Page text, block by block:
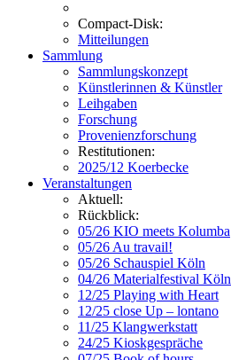
Compact-Disk:
Mitteilungen
Sammlung
Sammlungskonzept
Künstlerinnen & Künstler
Leihgaben
Forschung
Provenienzforschung
Restitutionen:
2025/12 Koerbecke
Veranstaltungen
Aktuell:
Rückblick:
05/26 KIO meets Kolumba
05/26 Au travail!
05/26 Schauspiel Köln
04/26 Materialfestival Köln
12/25 Playing with Heart
12/25 close Up – lontano
11/25 Klangwerkstatt
24/25 Kioskgespräche